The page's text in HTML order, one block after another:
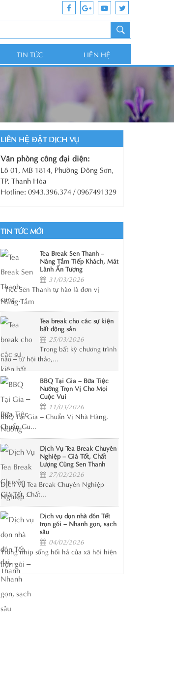
TIN TỨC LIÊN HỆ
LIÊN HỆ ĐẶT DỊCH VỤ
Văn phòng công đại diện:
Lô 01, MB 1814, Phường Đông Sơn,
TP. Thanh Hóa
Hotline: 0943.396.374 / 0967491329
TIN TỨC MỚI
Tea Break Sen Thanh –
Nâng Tầm Tiếp Khách, Mát
Lành Ấn Tượng
31/03/2026
Tiệc Sen Thanh tự hào là đơn vị
cung...
Tea break cho các sự kiện
bất động sản
25/03/2026
Trong bất kỳ chương trình
nào – từ hội thảo,...
BBQ Tại Gia – Bữa Tiệc
Nướng Trọn Vị Cho Mọi
Cuộc Vui
11/03/2026
BBQ Tại Gia – Chuẩn Vị Nhà Hàng,
Chuẩn Gu...
Dịch Vụ Tea Break Chuyên
Nghiệp – Giá Tốt, Chất
Lượng Cùng Sen Thanh
27/02/2026
Dịch Vụ Tea Break Chuyên Nghiệp –
Giá Tốt, Chất...
Dịch vụ dọn nhà đón Tết
trọn gói – Nhanh gọn, sạch
sâu
04/02/2026
Trong nhịp sống hối hả của xã hội hiện
đại,...